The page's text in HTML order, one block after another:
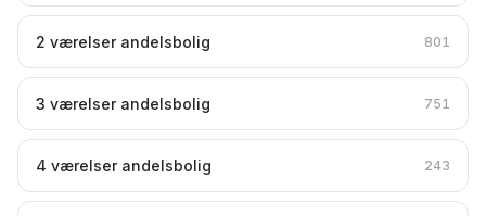
2 værelser andelsbolig 801
3 værelser andelsbolig 751
4 værelser andelsbolig 243